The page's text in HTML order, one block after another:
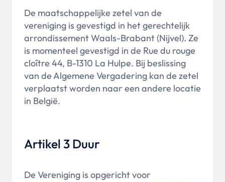
De maatschappelijke zetel van de
vereniging is gevestigd in het gerechtelijk
arrondissement Waals-Brabant (Nijvel). Ze
is momenteel gevestigd in de Rue du rouge
cloître 44, B-1310 La Hulpe. Bij beslissing
van de Algemene Vergadering kan de zetel
verplaatst worden naar een andere locatie
in België.
Artikel 3 Duur
De Vereniging is opgericht voor